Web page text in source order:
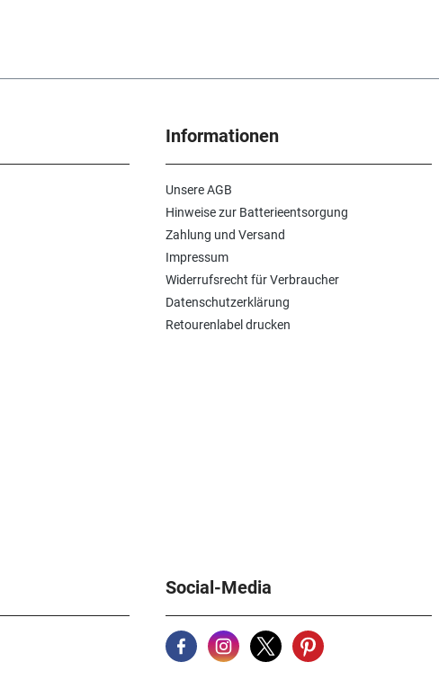
Informationen
Unsere AGB
Hinweise zur Batterieentsorgung
Zahlung und Versand
Impressum
Widerrufsrecht für Verbraucher
Datenschutzerklärung
Retourenlabel drucken
Social-Media